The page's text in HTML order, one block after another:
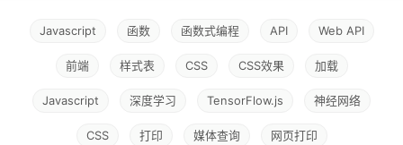
Javascript 函数 函数式编程 API Web API
前端 样式表 CSS CSS效果 加载
Javascript 深度学习 TensorFlow.js 神经网络
CSS 打印 媒体查询 网页打印